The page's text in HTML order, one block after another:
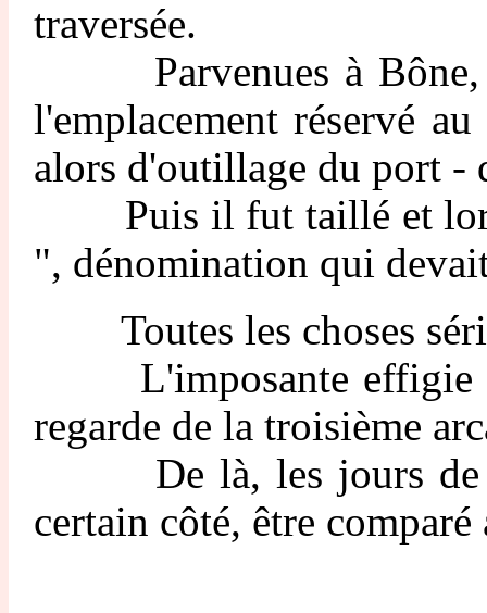
traversée.
Parvenues à Bône,
l'emplacement réservé
alors d'outillage du port -
Puis il fut taillé et
", dénomination qui
Toutes les choses
L'imposante effigie de
regarde de la troisième
De là, les jours de
certain côté, être